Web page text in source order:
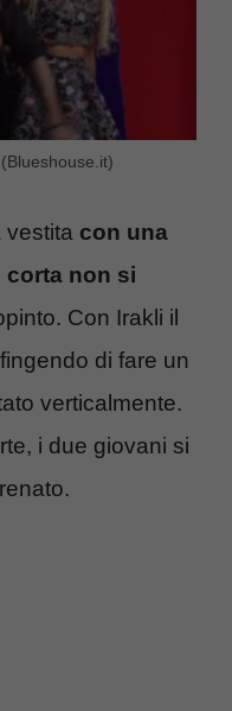
vestita con una
corta non si
Con Irakli il
di fare un
verticalmente.
i due giovani si